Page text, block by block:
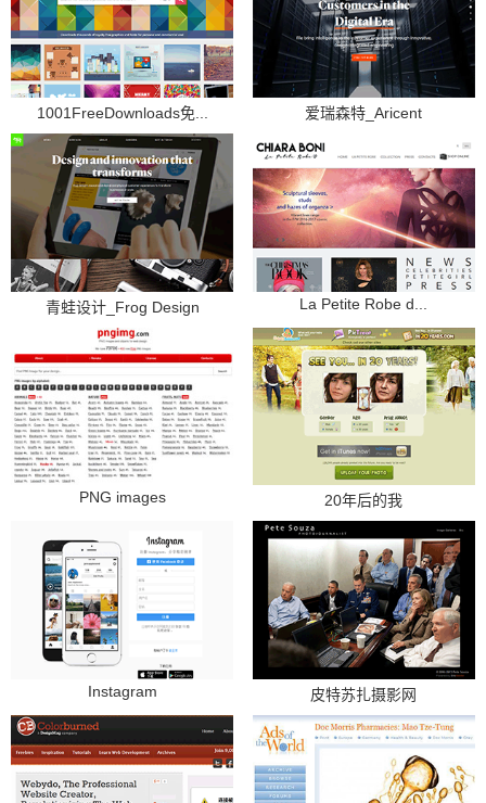
1001FreeDownloads免... 爱瑞森特_Aricent
青蛙设计_Frog Design La Petite Robe d...
PNG images 20年后的我
Instagram 皮特苏扎摄影网